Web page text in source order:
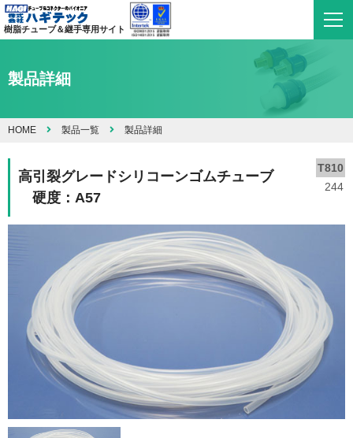
樹脂チューブ＆継手専用サイト
製品詳細
HOME 製品一覧 製品詳細
高引裂グレードシリコーンゴムチューブ
硬度：A57
T810
244